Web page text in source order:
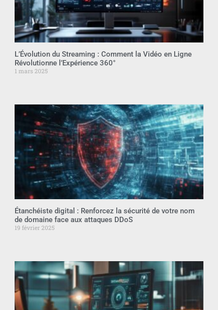
L’Évolution du Streaming : Comment la Vidéo en Ligne
Révolutionne l’Expérience 360°
1 mars 2025
Étanchéiste digital : Renforcez la sécurité de votre nom
de domaine face aux attaques DDoS
19 février 2025